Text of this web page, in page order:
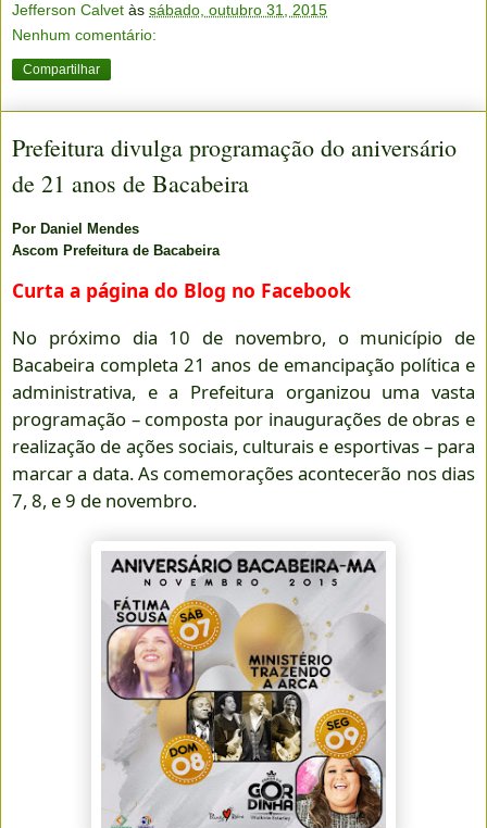
Jefferson Calvet às sábado, outubro 31, 2015
Nenhum comentário:
Compartilhar
Prefeitura divulga programação do aniversário
de 21 anos de Bacabeira
Por Daniel Mendes
Ascom Prefeitura de Bacabeira
Curta a página do Blog no Facebook
No próximo dia 10 de novembro, o município de
Bacabeira completa 21 anos de emancipação política e
administrativa, e a Prefeitura organizou uma vasta
programação – composta por inaugurações de obras e
realização de ações sociais, culturais e esportivas – para
marcar a data. As comemorações acontecerão nos dias
7, 8, e 9 de novembro.